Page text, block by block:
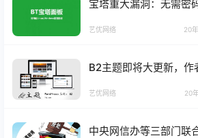
宝塔重大漏洞：无需密
艺优网络 20
B2主题即将大更新，作
艺优网络 20
中央网信办等三部门联